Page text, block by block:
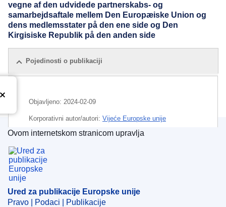
vegne af den udvidede partnerskabs- og
samarbejdsaftale mellem Den Europæiske Union og
dens medlemsstater på den ene side og Den
Kirgisiske Republik på den anden side
Pojedinosti o publikaciji
Objavljeno: 2024-02-09
Korporativni autor/autori: Vijeće Europske unije
IMMC : ST 10724 2022 INIT
Ured za publikacije Europske unije
Ovom internetskom stranicom upravlja
Ured za publikacije Europske unije
Pravo | Podaci | Publikacije